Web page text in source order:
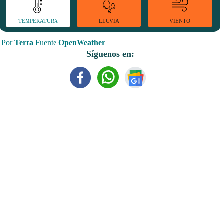
TEMPERATURA LLUVIA VIENTO
PorTerra Fuente OpenWeather
Síguenos en: